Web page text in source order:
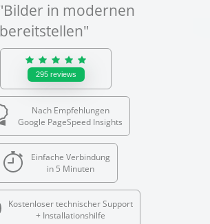
in modernen
295 reviews
Nach Empfehlungen
Google PageSpeed Insights
Einfache Verbindung
in 5 Minuten
Kostenloser technischer Support
+ Installationshilfe